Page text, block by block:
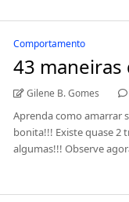
Comportamento
43
Gilene B. Gomes
Aprenda como amarrar
bonita!!! Existe quase 2
algumas!!! Observe